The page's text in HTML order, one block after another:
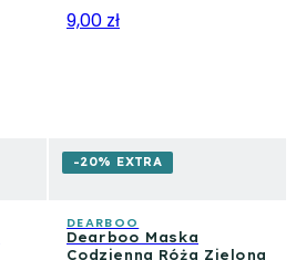
9,00 zł
-20% EXTRA
DEARBOO
Dearboo Maska
Codzienna Róża Zielona